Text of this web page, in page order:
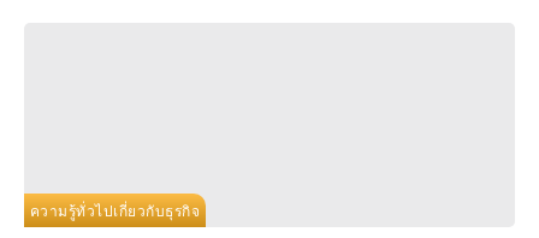
ความรู้ทั่วไปเกี่ยวกับธุรกิจ